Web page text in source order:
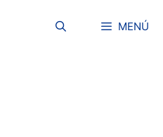
MENÚ